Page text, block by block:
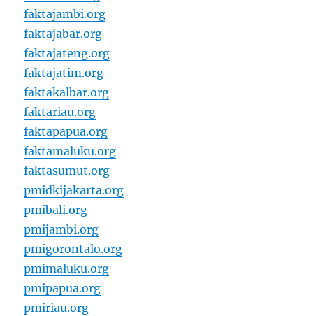
faktajambi.org
faktajabar.org
faktajateng.org
faktajatim.org
faktakalbar.org
faktariau.org
faktapapua.org
faktamaluku.org
faktasumut.org
pmidkijakarta.org
pmibali.org
pmijambi.org
pmigorontalo.org
pmimaluku.org
pmipapua.org
pmiriau.org